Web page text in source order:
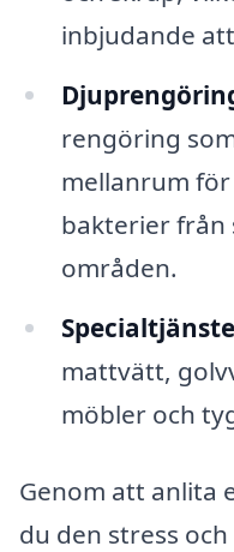
inbjudande
rengöring
mellanrum
bakterier från
områden.
mattvätt,
möbler och
Genom att anlita
du den stress